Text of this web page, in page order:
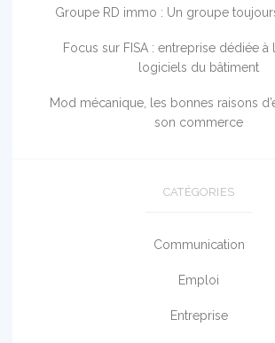
Groupe RD immo : Un groupe
Focus sur FISA : entreprise dédiée à
logiciels du bâtiment
Mod mécanique, les bonnes raisons
son commerce
CATÉGORIES
Communication
Emploi
Entreprise